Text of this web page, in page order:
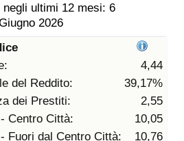
ultimi 12 mesi: 6
2026
4,44
del Reddito:
39,17%
dei Prestiti:
2,55
Centro Città:
10,05
Fuori dal Centro Città:
10,76
(Corrente)
per Nazione